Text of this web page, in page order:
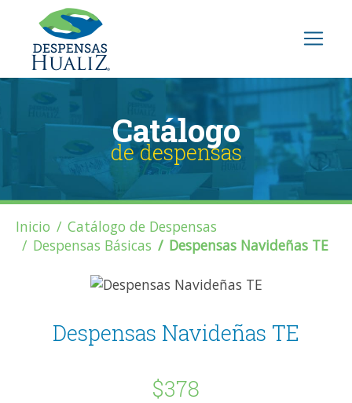
Catálogo
de despensas
Inicio
Catálogo de Despensas
Despensas Básicas
Despensas Navideñas TE
Despensas Navideñas TE
$378